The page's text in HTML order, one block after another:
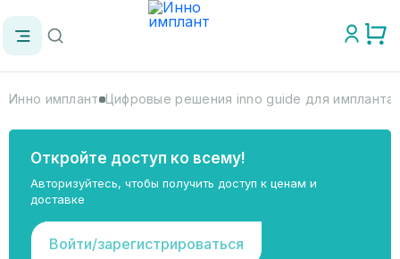
Инно имплант Цифровые решения inno guide для
Откройте доступ ко всему!
Авторизуйтесь, чтобы получить доступ к ценам и
доставке
Войти/зарегистрироваться